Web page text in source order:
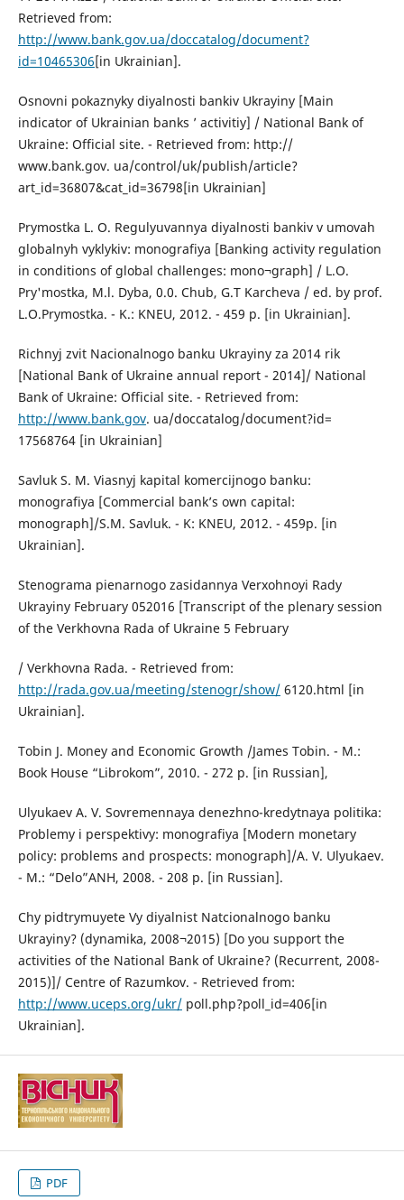
Retrieved from:
http://www.bank.gov.ua/doccatalog/document?
id=10465306[in Ukrainian].
Osnovni pokaznyky diyalnosti bankiv Ukrayiny [Main
indicator of Ukrainian banks ’ activitiy] / National Bank of
Ukraine: Official site. - Retrieved from: http://
www.bank.gov. ua/control/uk/publish/article?
art_id=36807&cat_id=36798[in Ukrainian]
Prymostka L. O. Regulyuvannya diyalnosti bankiv v umovah
globalnyh vyklykiv: monografiya [Banking activity regulation
in conditions of global challenges: mono¬graph] / L.O.
Pry'mostka, M.l. Dyba, 0.0. Chub, G.T Karcheva / ed. by prof.
L.O.Prymostka. - K.: KNEU, 2012. - 459 p. [in Ukrainian].
Richnyj zvit Nacionalnogo banku Ukrayiny za 2014 rik
[National Bank of Ukraine annual report - 2014]/ National
Bank of Ukraine: Official site. - Retrieved from:
http://www.bank.gov. ua/doccatalog/document?id=
17568764 [in Ukrainian]
Savluk S. M. Viasnyj kapital komercijnogo banku:
monografiya [Commercial bank’s own capital:
monograph]/S.M. Savluk. - K: KNEU, 2012. - 459p. [in
Ukrainian].
Stenograma pienarnogo zasidannya Verxohnoyi Rady
Ukrayiny February 052016 [Transcript of the plenary session
of the Verkhovna Rada of Ukraine 5 February
/ Verkhovna Rada. - Retrieved from:
http://rada.gov.ua/meeting/stenogr/show/6120.html [in
Ukrainian].
Tobin J. Money and Economic Growth /James Tobin. - M.:
Book House “Librokom”, 2010. - 272 p. [in Russian],
Ulyukaev A. V. Sovremennaya denezhno-kredytnaya politika:
Problemy і perspektivy: monografiya [Modern monetary
policy: problems and prospects: monograph]/A. V. Ulyukaev.
- M.: “Delo”ANH, 2008. - 208 p. [in Russian].
Chy pidtrymuyete Vy diyalnist Natcionalnogo banku
Ukrayiny? (dynamika, 2008¬2015) [Do you support the
activities of the National Bank of Ukraine? (Recurrent, 2008-
2015)]/ Centre of Razumkov. - Retrieved from:
http://www.uceps.org/ukr/poll.php?poll_id=406[in
Ukrainian].
PDF